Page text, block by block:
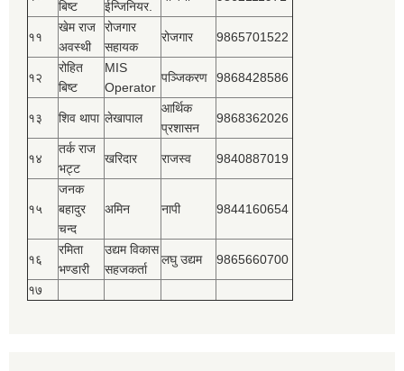
बिष्‍ट
ईन्जिनियर.
११
खेम राज
अवस्थी
रोजगार
सहायक
रोजगार 9865701522
१२
रोहित
बिष्‍ट
MIS
Operator
पञ्‍जिकरण 9868428586
१३ शिव थापा लेखापाल
आर्थिक
प्रशासन
9868362026
१४
तर्क राज
भट्ट
खरिदार राजस्‍व 9840887019
१५
जनक
बहादुर
चन्द
अमिन नापी 9844160654
१६
रमिता
भण्डारी
उद्यम विकास
सहजकर्ता
लघु उद्यम 9865660700
१७